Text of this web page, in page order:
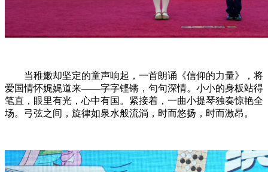
当稚嫩却坚定的童声响起，一首朗诵《信仰的力量》，将
爱国情怀娓娓道来——字字铿锵，句句深情。小小的身板站得
笔直，眼里有光，心中有国。紧接着，一曲小提琴独奏惊艳全
场。弓弦之间，旋律如泉水般流淌，时而悠扬，时而激昂。